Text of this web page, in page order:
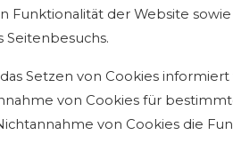
Funktionalität der Website
Setzen von Cookies informiert
von Cookies für
von Cookies die